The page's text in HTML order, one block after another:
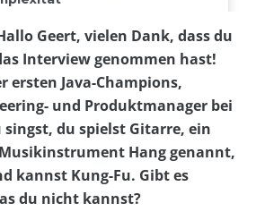
Geert, vielen Dank, dass du
Interview genommen hast!
ersten Java-Champions,
und Produktmanager bei
singst, du spielst Gitarre, ein
Hang genannt,
kannst Kung-Fu. Gibt es
du nicht kannst?